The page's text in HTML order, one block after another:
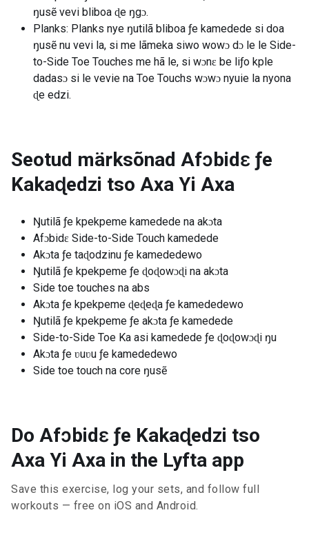
ŋusẽ vevi bliboa ɖe ŋgɔ.
Planks: Planks nye ŋutilã bliboa ƒe kamedede si doa
ŋusẽ nu vevi la, si me lãmeka siwo wowɔ dɔ le le Side-
to-Side Toe Touches me hã le, si wɔnɛ be liƒo kple
dadasɔ si le vevie na Toe Touchs wɔwɔ nyuie la nyona
ɖe edzi.
Seotud märksõnad Afɔbidɛ ƒe
Kakaɖedzi tso Axa Yi Axa
Ŋutilã ƒe kpekpeme kamedede na akɔta
Afɔbidɛ Side-to-Side Touch kamedede
Akɔta ƒe taɖodzinu ƒe kamededewo
Ŋutilã ƒe kpekpeme ƒe ɖoɖowɔɖi na akɔta
Side toe touches na abs
Akɔta ƒe kpekpeme ɖeɖeɖa ƒe kamededewo
Ŋutilã ƒe kpekpeme ƒe akɔta ƒe kamedede
Side-to-Side Toe Ka asi kamedede ƒe ɖoɖowɔɖi ŋu
Akɔta ƒe ʋuʋu ƒe kamededewo
Side toe touch na core ŋusẽ
Do Afɔbidɛ ƒe Kakaɖedzi tso
Axa Yi Axa in the Lyfta app
Save this exercise, log your sets, and follow full
workouts — free on iOS and Android.